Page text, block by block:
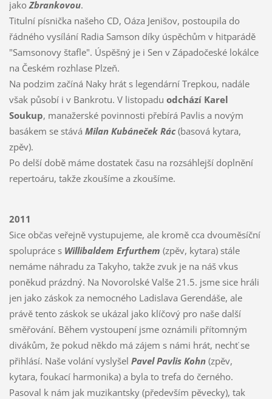
jako Zbrankovou.
Titulní písnička našeho CD, Oáza Jenišov, postoupila do
řádného vysílání Radia Samson díky úspěchům v hitparádě
"Samsonovy štafle". Úspěšný je i Sen v Západočeské lokálce
na Českém rozhlase Plzeň.
Na podzim začíná Naky hrát s legendární Trepkou, nadále
však působí i v Bankrotu. V listopadu odchází Karel
Soukup, manažerské povinnosti přebírá Pavlis a novým
basákem se stává Milan Kubáneček Rác(basová kytara,
zpěv).
Po delší době máme dostatek času na rozsáhlejší doplnění
repertoáru, takže zkoušíme a zkoušíme.
2011
Sice občas veřejně vystupujeme, ale kromě cca dvouměsíční
spolupráce s Willibaldem Erfurthem (zpěv, kytara) stále
nemáme náhradu za Takyho, takže zvuk je na náš vkus
poněkud prázdný. Na Novorolské Valše 21.5. jsme sice hráli
jen jako záskok za nemocného Ladislava Gerendáše, ale
právě tento záskok se ukázal jako klíčový pro naše další
směřování. Během vystoupení jsme oznámili přítomným
divákům, že pokud někdo má zájem s námi hrát, nechť se
přihlásí. Naše volání vyslyšel Pavel Pavlis Kohn(zpěv,
kytara, foukací harmonika) a byla to trefa do černého.
Pasoval k nám jak muzikantsky (především pěvecky), tak